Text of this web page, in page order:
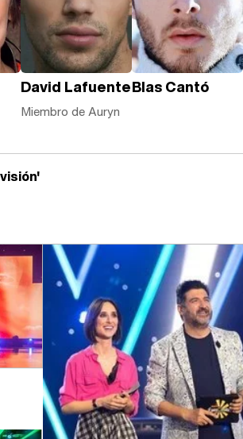
David Lafuente
Miembro de Auryn
Blas Cantó